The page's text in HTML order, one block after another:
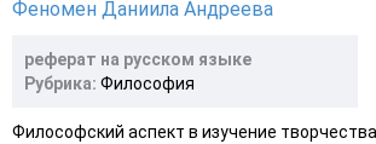
Феномен Даниила Андреева
реферат на русском языке
Рубрика: Философия
Философский аспект в изучение